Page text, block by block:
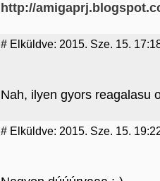
http://
# Elküldve: 2015. Sze. 15.
Nah, ilyen gyors reagalasu
# Elküldve: 2015. Sze. 15.